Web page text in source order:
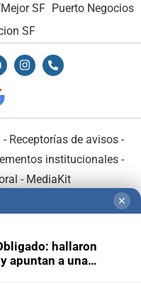
SF Puerto Negocios
SF
- Receptorías de avisos -
institucionales-
- MediaKit
✕
hallaron
apuntan a una